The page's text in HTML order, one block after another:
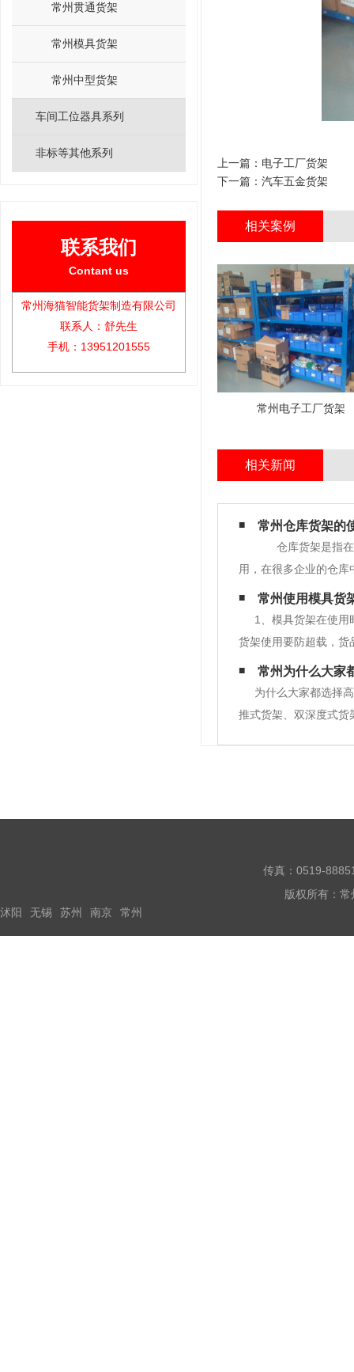
常州贯通货架
常州模具货架
常州中型货架
车间工位器具系列
非标等其他系列
联系我们
Contant us
常州海猫智能货架制造有限公司
联系人：舒先生
手机：13951201555
上一篇： 电子工厂货架
下一篇： 汽车五金货架
相关案例
常州电子工厂货架
相关新闻
常州仓库货架的
仓库货架是指在
用，在很多企业的仓
仓库的温度，照明，
架使用过程中，不要
常州使用模具货
1、模具货架在使用
货架使用要防超载，货
接进入模具架底部。
常州为什么大家
为什么大家都选择
推式货架、双深度式货
传真：0519-
版权所有：
沭阳
无锡 苏州 南京 常州